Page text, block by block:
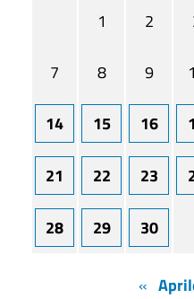
1 2
7 8 9
14 15 16
21 22 23
28 29 30
«